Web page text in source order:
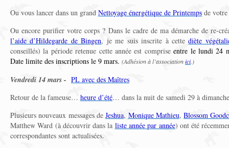
Ou vous lancer dans un grand Nettoyage énergétique de Printemps de
Ou encore purifier votre corps ? Dans le cadre de ma démarche de re-
l’aide d’Hildegarde de Bingen, je me suis inscrite à cettediète
conseillés) la période retenue cette année est compriseentre le lundi 24
Date limite des inscriptions le 9 mars. (Adhésion à l’associationici.)
Vendredi 14 mars - PL avec des Maîtres
Retour de la fameuse… heure d’été… dans la nuit de samedi 29 à
Plusieurs nouveaux messages deJeshua, Monique Mathieu,Blossom
Matthew Ward (à découvrir dans la liste année par année) ont été
correspondantes sont actualisées.